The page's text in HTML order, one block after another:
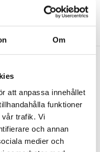
Om
att anpassa innehållet
funktioner
trafik. Vi
och annan
medier och